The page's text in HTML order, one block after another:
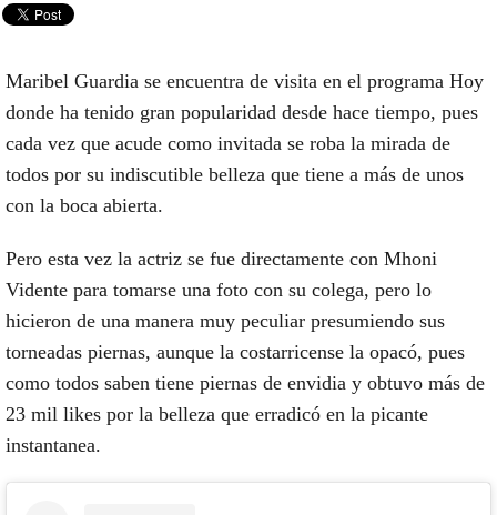
Maribel Guardia se encuentra de visita en el programa Hoy
donde ha tenido gran popularidad desde hace tiempo, pues
cada vez que acude como invitada se roba la mirada de
todos por su indiscutible belleza que tiene a más de unos
con la boca abierta.
Pero esta vez la actriz se fue directamente con Mhoni
Vidente para tomarse una foto con su colega, pero lo
hicieron de una manera muy peculiar presumiendo sus
torneadas piernas, aunque la costarricense la opacó, pues
como todos saben tiene piernas de envidia y obtuvo más de
23 mil likes por la belleza que erradicó en la picante
instantanea.